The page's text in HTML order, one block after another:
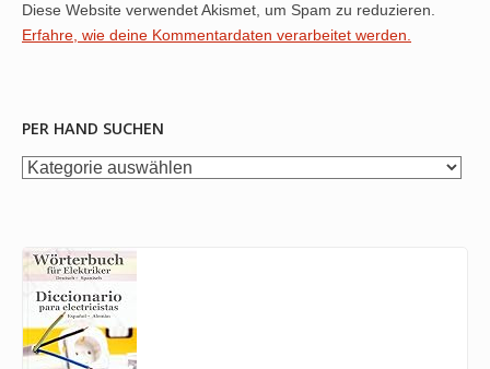
Diese Website verwendet Akismet, um Spam zu reduzieren.
Erfahre, wie deine Kommentardaten verarbeitet werden.
PER HAND SUCHEN
per